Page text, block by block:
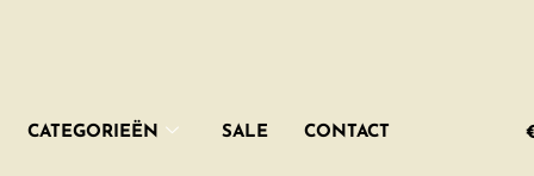
CATEGORIEËN SALE CONTACT